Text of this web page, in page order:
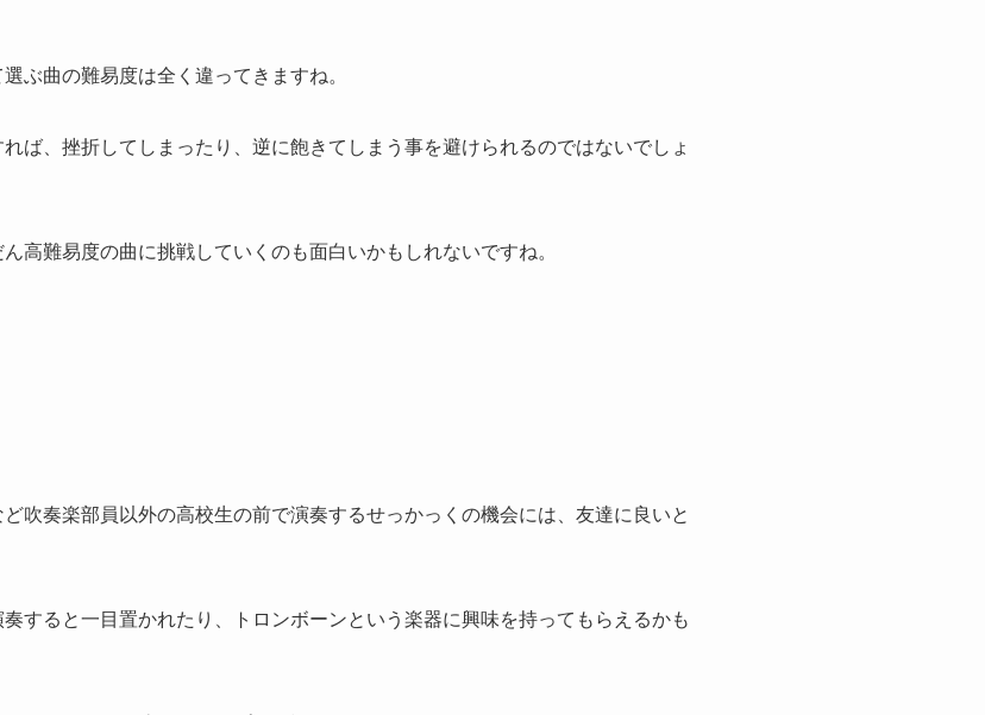
ぶ曲の難易度は全く違ってきますね。
ば、挫折してしまったり、逆に飽きてしまう事を避けられるのではないでしょ
高難易度の曲に挑戦していくのも面白いかもしれないですね。
吹奏楽部員以外の高校生の前で演奏するせっかっくの機会には、友達に良いと
すると一目置かれたり、トロンボーンという楽器に興味を持ってもらえるかも